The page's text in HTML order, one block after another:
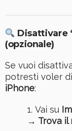
Disattivare
(opzionale)
Se vuoi
potresti voler
iPhone:
Vai su
→ Trova il